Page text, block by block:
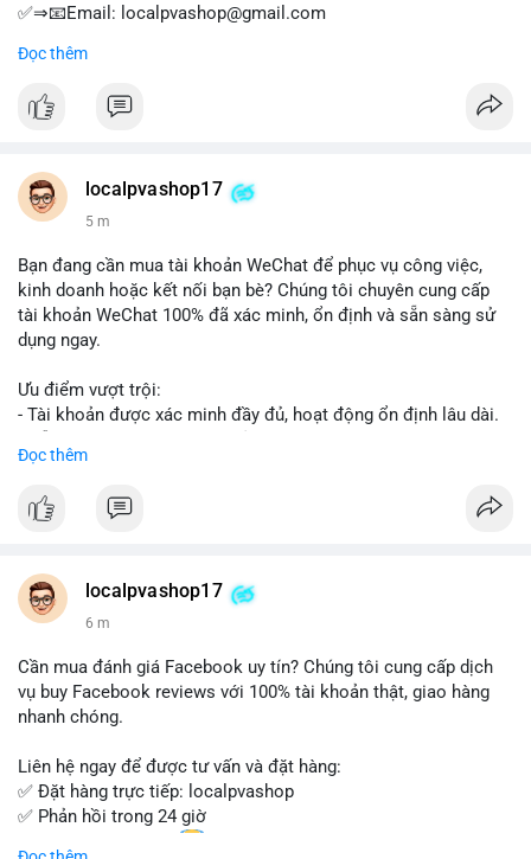
✅⇒📧Email: localpvashop@gmail.com
Đọc thêm
localpvashop17
5 m
Bạn đang cần mua tài khoản WeChat để phục vụ công việc,
kinh doanh hoặc kết nối bạn bè? Chúng tôi chuyên cung cấp
tài khoản WeChat 100% đã xác minh, ổn định và sẵn sàng sử
dụng ngay.
Ưu điểm vượt trội:
- Tài khoản được xác minh đầy đủ, hoạt động ổn định lâu dài.
- Giao dịch an toàn, bảo mật thông tin.
Đặt hàng ngay hôm nay để nhận ưu đãi tốt nhất!
- WhatsApp: +1 (66
215-8938
- Telegram: @localpvashop
Đừng bỏ lỡ cơ hội sở hữu tài khoản WeChat chất lượng với giá
tốt. Liên hệ ngay!
Đọc thêm
localpvashop17
7 m
Cần mua đánh giá Facebook uy tín? Chúng tôi cung cấp dịch
vụ buy Facebook reviews với 100% tài khoản thật, giao hàng
nhanh chóng.
Liên hệ ngay để được tư vấn và đặt hàng:
✅ Đặt hàng trực tiếp: localpvashop
✅ Phản hồi trong 24 giờ
✅ WhatsApp: +1 (66